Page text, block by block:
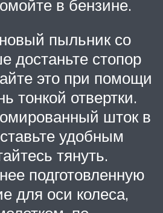
в бензине.
пыльник со
достаньте стопор
это при помощи
тонкой отвертки.
шток в
удобным
тянуть.
подготовленную
для оси колеса,